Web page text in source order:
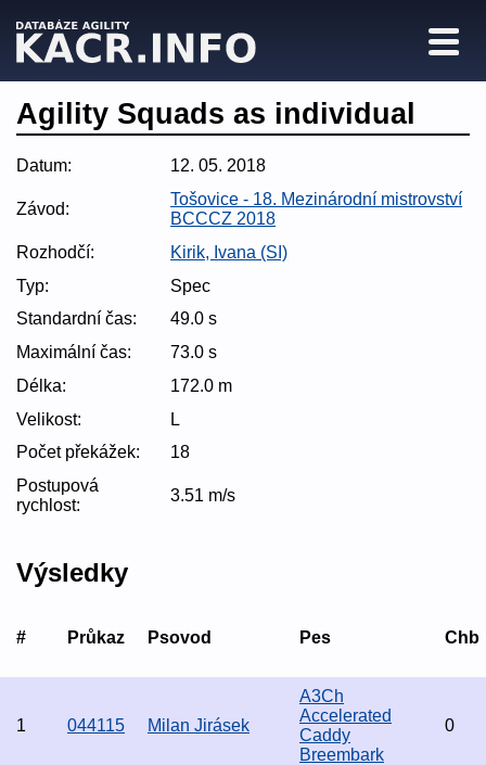
Agility Squads as individual
Datum: 12. 05. 2018
Závod:
Tošovice - 18. Mezinárodní mistrovství
BCCCZ 2018
Rozhodčí:
Kirik, Ivana (SI)
Typ:
Spec
Standardní čas:
49.0 s
Maximální čas:
73.0 s
Délka:
172.0 m
Velikost:
L
Počet překážek:
18
Postupová
rychlost:
3.51 m/s
Výsledky
# Průkaz Psovod Pes Chb
1 044115 Milan Jirásek
A3Ch
Accelerated
Caddy
Breembark
0